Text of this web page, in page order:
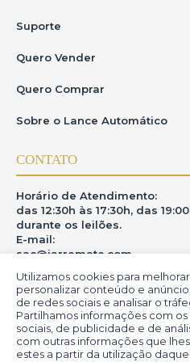
Utilizamos cookies para
personalizar conteúdo e
de redes sociais e analisar o
Partilhamos informações com
sociais, de publicidade e de
com outras informações que
estes a partir da utilização
Suporte
Quero Vender
Quero Comprar
Sobre o Lance Automático
CONTATO
Horário de Atendimento:
das 12:30h às 17:30h, das
durante os leilões.
E-mail:
sac@iarremate.com
ONDE ESTAMOS
R. Heitor Modesto, 28 -
CEP: 37470-000